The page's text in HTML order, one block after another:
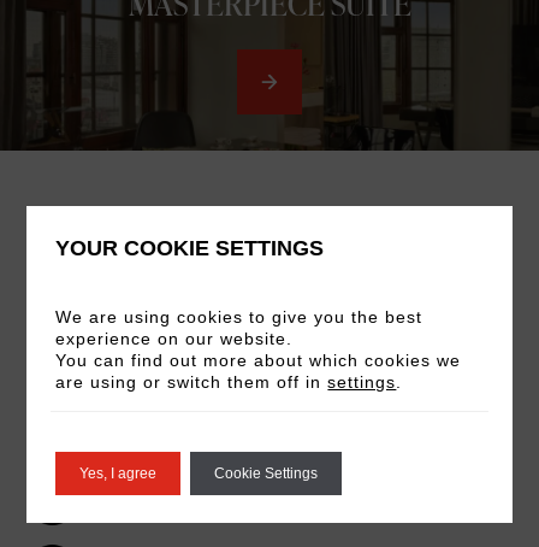
Room Amenities
Work desk
Individuell regulierbare Klimaanlage
Kostenloses WLAN
YOUR COOKIE SETTINGS
We are using cookies to give you the best
experience on our website.
You can find out more about which cookies we
are using or switch them off insettings
Yes, I agree Cookie Settings